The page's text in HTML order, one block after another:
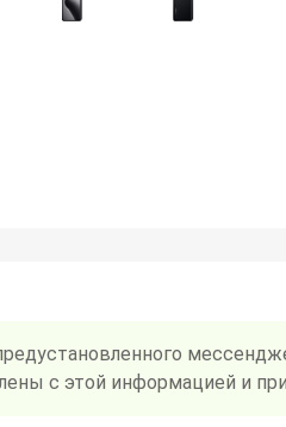
с этой информацией и